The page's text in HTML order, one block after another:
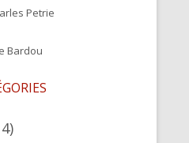
Petrie
Bardou